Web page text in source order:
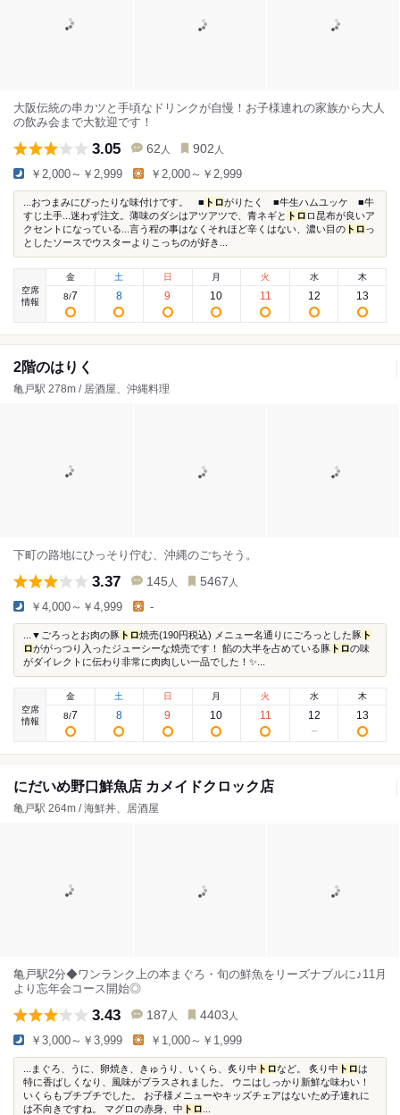
大阪伝統の串カツと手頃なドリンクが自慢！お子様連れの家族から大人
の飲み会まで大歓迎です！
3.05 62 人 902 人
￥2,000～￥2,999 ￥2,000～￥2,999
...おつまみにぴったりな味付けです。 ■ トロがりたく ■牛生ハムユッケ ■牛
すじ土手...迷わず注文。薄味のダシはアツアツで、青ネギと トロ ロ昆布が良いア
クセントになっている...言う程の事はなくそれほど辛くはない、濃い目の トロっ
としたソースでウスターよりこっちのが好き...
空席
情報
金
8/7
土
8
日
9
月
10
火
11
水
12
木
13
2階のはりく
亀戸駅 278m / 居酒屋、沖縄料理
下町の路地にひっそり佇む、沖縄のごちそう。
3.37 145 人 5467 人
￥4,000～￥4,999 -
...▼ごろっとお肉の豚 トロ焼売(190円税込) メニュー名通りにごろっとした豚 ト
ロががっつり入ったジューシーな焼売です！ 餡の大半を占めている豚 トロの味
がダイレクトに伝わり非常に肉肉しい一品でした！✨...
空席
情報
金
8/7
土
8
日
9
月
10
火
11
水
12
木
13
にだいめ野口鮮魚店 カメイドクロック店
亀戸駅 264m / 海鮮丼、居酒屋
亀戸駅2分◆ワンランク上の本まぐろ・旬の鮮魚をリーズナブルに♪11月
より忘年会コース開始◎
3.43 187 人 4403 人
￥3,000～￥3,999 ￥1,000～￥1,999
...まぐろ、うに、卵焼き、きゅうり、いくら、炙り中 トロなど。 炙り中 トロは
特に香ばしくなり、風味がプラスされました。 ウニはしっかり新鮮な味わい！
いくらもプチプチでした。 お子様メニューやキッズチェアはないため子連れに
は不向きですね。 マグロの赤身、中 トロ